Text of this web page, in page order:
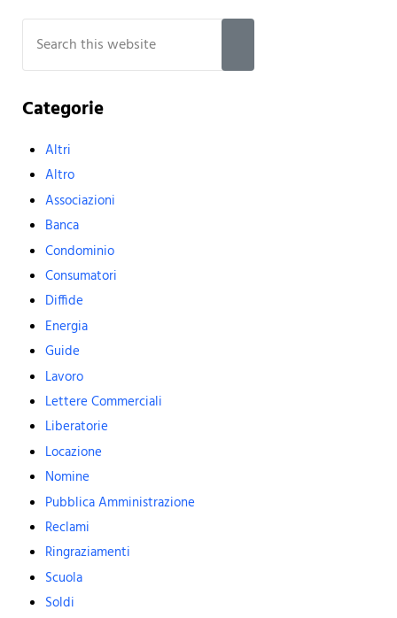
Search this website
Categorie
Altri
Altro
Associazioni
Banca
Condominio
Consumatori
Diffide
Energia
Guide
Lavoro
Lettere Commerciali
Liberatorie
Locazione
Nomine
Pubblica Amministrazione
Reclami
Ringraziamenti
Scuola
Soldi